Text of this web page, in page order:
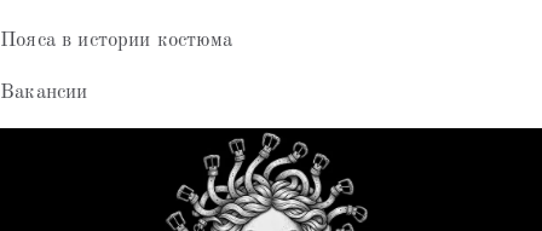
Пояса в истории костюма
Вакансии